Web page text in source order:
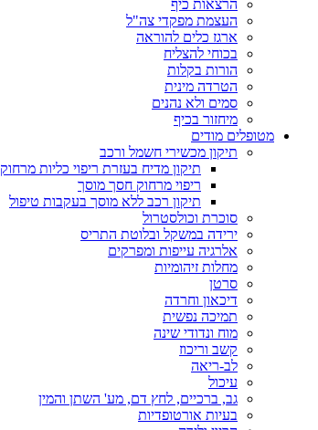
הרצאות כיף
העצמת מפקדי צה"ל
ארגז כלים להוראה
בכוחי להצליח
הורות בקלות
הטרדה מינית
סמים ולא נהנים
מיחזור בכיף
מטופלים מודים
תיקון מכשירי חשמל ורכב
תיקון מדיח בעזרת ריפוי כליות מרחוק
ריפוי מרחוק חסך מוסך
תיקון רכב ללא מוסך בעקבות טיפול
סוכרת וכולסטרול
ירידה במשקל ובלוטת התריס
אלרגיה עייפות ומפרקים
מחלות זיהומיות
סרטן
דיכאון וחרדה
תמיכה נפשית
מוח ונדודי שינה
קשב וריכוז
לב-ריאה
עיכול
גב, ברכיים, לחץ דם, מע' השתן והמין
בעיות אורטופדיות